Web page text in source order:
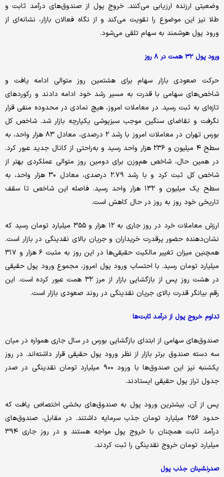
وضعیتی ارزنده ارزیابی می‌کنند. خروج پول از صندوق‌های درآمد ثابت و
طلا نیز این موضوع را تقویت می‌کند و از نگاه فعالان بازار، نشانه‌ای از
ورود پول هوشمند به سهام تلقی می‌شود.
ورود پول ۳۲ همت در ۸ روز
حرکت صعودی بازار سهام برای هشتمین روز متوالی ادامه یافت و
شاخص‌های سهامی با قدرت به مسیر رشد خود ادامه دادند و رکوردهای
تازه‌ای به ثبت رسید. در معاملات امروز، هیچ نمادی در محدوده منفی قرار
نگرفت و تقاضای سنگین موجب سبزپوشی یکپارچه بازار شد. شاخص کل
بورس تهران در معاملات امروز با رشد ۲ درصدی، معادل ۸۳ هزار واحد، به
سطح ۴ میلیون و ۲۳۶ هزار واحد رسید و به‌راحتی از کانال جدید عبور کرد.
در همین حال، شاخص هم‌وزن برای دومین روز متوالی عملکردی بهتر از
شاخص کل ثبت کرد و با رشد ۲.۷۹ درصدی، معادل ۳۰ هزار واحد، به
سطح یک میلیون و ۱۳۲ هزار واحد رسید. فاصله این شاخص تا سقف
تاریخی خود روز به روز در حال کاهش است.
ارزش معاملات خرد در روز جاری به ۱۲ هزار و ۳۵۵ میلیارد تومان رسید که
نشان‌دهنده حضور پرقدرت خریداران و جریان بالای نقدینگی در بازار است.
همچنین میزان تغییر مالکیت حقیقی‌ها در این روز به مثبت ۶ هزار و ۳۱۷
میلیارد تومان رسید. با احتساب ورود پول امروز، مجموع ورود پول حقیقی
در هشت روز پس از بازگشایی بازار از مرز ۳۲ همت عبور کرده است. این
رقم بیانگر قدرت بالای جریان نقدینگی در روند صعودی بازار است.
تداوم خروج پول از درآمد ثابت‌ها
صندوق‌های سهامی از ابتدای بازگشایی بورس در سال جاری همواره در میان
سه دسته صندوق برتر بازار از نظر ورود پول حقیقی قرار داشته‌اند. در روز
یکشنبه نیز این صندوق‌ها با ورود ۹۰۰ میلیارد تومان نقدینگی در صدر
جدول تراز پول حقیقی ایستادند.
پس از آن، بیشترین ورود پول به صندوق‌های بخشی اختصاص یافت که
حدود ۲۵۶ میلیارد تومان جذب سرمایه داشتند. در مقابل، صندوق‌های
درآمد ثابت همچنان با خروج پول مواجه هستند و در روز جاری ۳۹۴
میلیارد تومان خروج نقدینگی را ثبت کردند.
صدرنشینان جذب پول